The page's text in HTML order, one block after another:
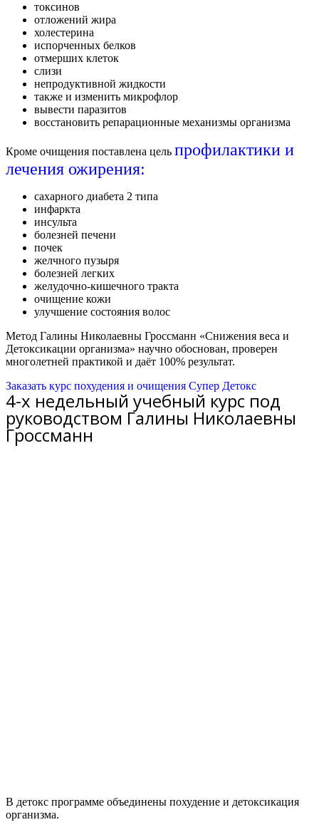
токсинов
отложений жира
холестерина
испорченных белков
отмерших клеток
слизи
непродуктивной жидкости
также и изменить микрофлор
вывести паразитов
восстановить репарационные механизмы организма
Кроме очищения поставлена цель профилактики и
лечения ожирения:
сахарного диабета 2 типа
инфаркта
инсульта
болезней печени
почек
желчного пузыря
болезней легких
желудочно-кишечного тракта
очищение кожи
улучшение состояния волос
Метод Галины Николаевны Гроссманн «Снижения веса и
Детоксикации организма» научно обоснован, проверен
многолетней практикой и даёт 100% результат.
Заказать курс похудения и очищения Супер Детокс
4-х недельный учебный курс под
руководством Галины Николаевны
Гроссманн
В детокс программе объединены похудение и детоксикация
организма.